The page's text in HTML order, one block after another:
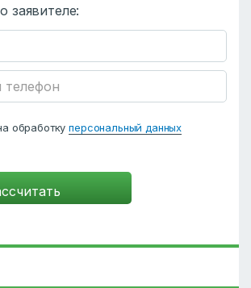
заявителе:
обработкуперсональный данных